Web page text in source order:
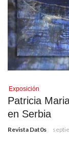
Exposición
Patricia
en Serbia
Revista Dat0s